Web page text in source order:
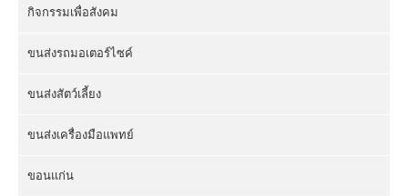
กิจกรรมเพื่อสังคม
ขนส่งรถมอเตอร์ไซค์
ขนส่งสัตว์เลี้ยง
ขนส่งเครื่องมือแพทย์
ขอนแก่น